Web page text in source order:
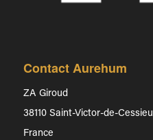
Contact Aurehum
ZA Giroud
38110 Saint-Victor-de-Cessieu
France